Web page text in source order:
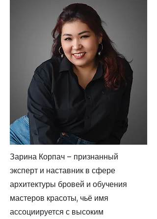
Зарина Корпач – признанный
эксперт и наставник в сфере
архитектуры бровей и обучения
мастеров красоты, чьё имя
ассоциируется с высоким